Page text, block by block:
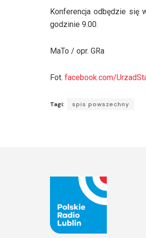
Konferencja odbędzie się
godzinie 9.00.
MaTo / opr. GRa
Fot. facebook.com/
Tagi: spis powszechny